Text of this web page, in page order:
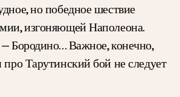
но победное шествие
изгоняющей Наполеона.
Бородино… Важное, конечно,
Тарутинский бой не следует